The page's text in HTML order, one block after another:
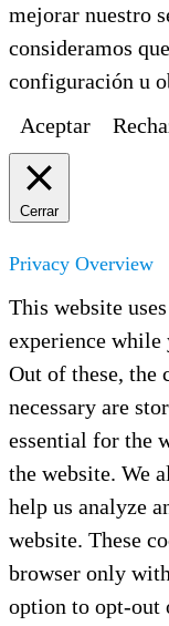
mejorar nuestro
consideramos
configuración u
Aceptar
Cerrar
Privacy Overview
This website
experience while
Out of these, the
necessary are
essential for the
the website. We
help us analyze
website. These
browser only
option to opt-out